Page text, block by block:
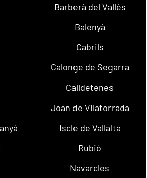
Barberà del Vallès
Balenyà
Cabrils
Calonge de Segarra
Calldetenes
Joan de Vilatorrada
Iscle de Vallalta
Rubió
Navarcles